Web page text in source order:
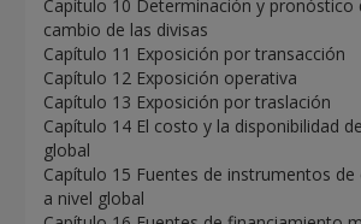
Capítulo 10 Determinación y pronóstico
cambio de las divisas
Capítulo 11 Exposición por transacción
Capítulo 12 Exposición operativa
Capítulo 13 Exposición por traslación
Capítulo 14 El costo y la disponibilidad
global
Capítulo 15 Fuentes de instrumentos
a nivel global